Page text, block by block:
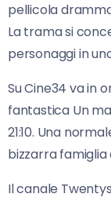
pellicola
La trama si
personaggi in
Su Cine34 va in
fantastica Un
21:10. Una
bizzarra
Il canale